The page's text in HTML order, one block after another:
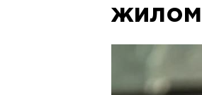
жилом